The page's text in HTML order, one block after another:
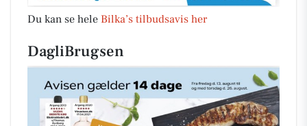
Du kan se hele Bilka’s tilbudsavis her
DagliBrugsen